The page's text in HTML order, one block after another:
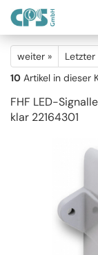
weiter »
Letzter
10 Artikel in dieser
FHF LED-
klar 22164301